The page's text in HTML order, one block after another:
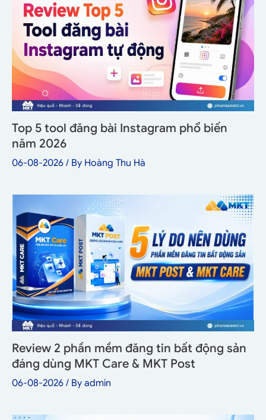
Top 5 tool đăng bài Instagram phổ biến
năm 2026
06-08-2026 / By Hoàng Thu Hà
Review 2 phần mềm đăng tin bất động sản
đáng dùng MKT Care & MKT Post
06-08-2026 / By admin